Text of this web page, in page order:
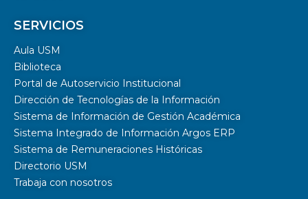
SERVICIOS
Aula USM
Biblioteca
Portal de Autoservicio Institucional
Dirección de Tecnologías de la Información
Sistema de Información de Gestión Académica
Sistema Integrado de Información Argos ERP
Sistema de Remuneraciones Históricas
Directorio USM
Trabaja con nosotros